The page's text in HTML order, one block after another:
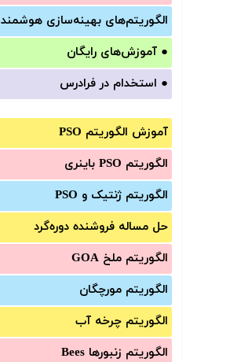
الگوریتم‌های بهینه‌سازی هوشمند
● آموزش‌های رایگان
● استخدام در فرادرس
آموزش الگوریتم PSO
الگوریتم PSO باینری
الگوریتم ژنتیک و PSO
حل مساله فروشنده دوره‌گرد
الگوریتم ملخ GOA
الگوریتم مورچگان
الگوریتم چرخه آب
الگوریتم زنبورها Bees